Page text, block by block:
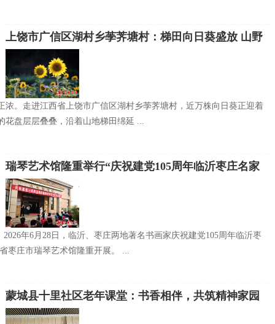
上饶市广信区湖村乡荸荠塘村：梯田向日葵盛放 山野
花海引客来
浓。走进江西省上饶市广信区湖村乡荸荠塘村，近万株向日葵正迎着
花盘层层叠叠，沿着山地梯田绵延 ...
瑞琴艺术馆隆重举行“庆祝建党105周年临沂枣庄名家
作品展”
2026年6月28日，临沂、枣庄两地著名书画家庆祝建党105周年临沂枣
枣庄市瑞琴艺术馆隆重开展。 ...
蒙城县十里社区老年课堂：书香相伴，共筑精神家园